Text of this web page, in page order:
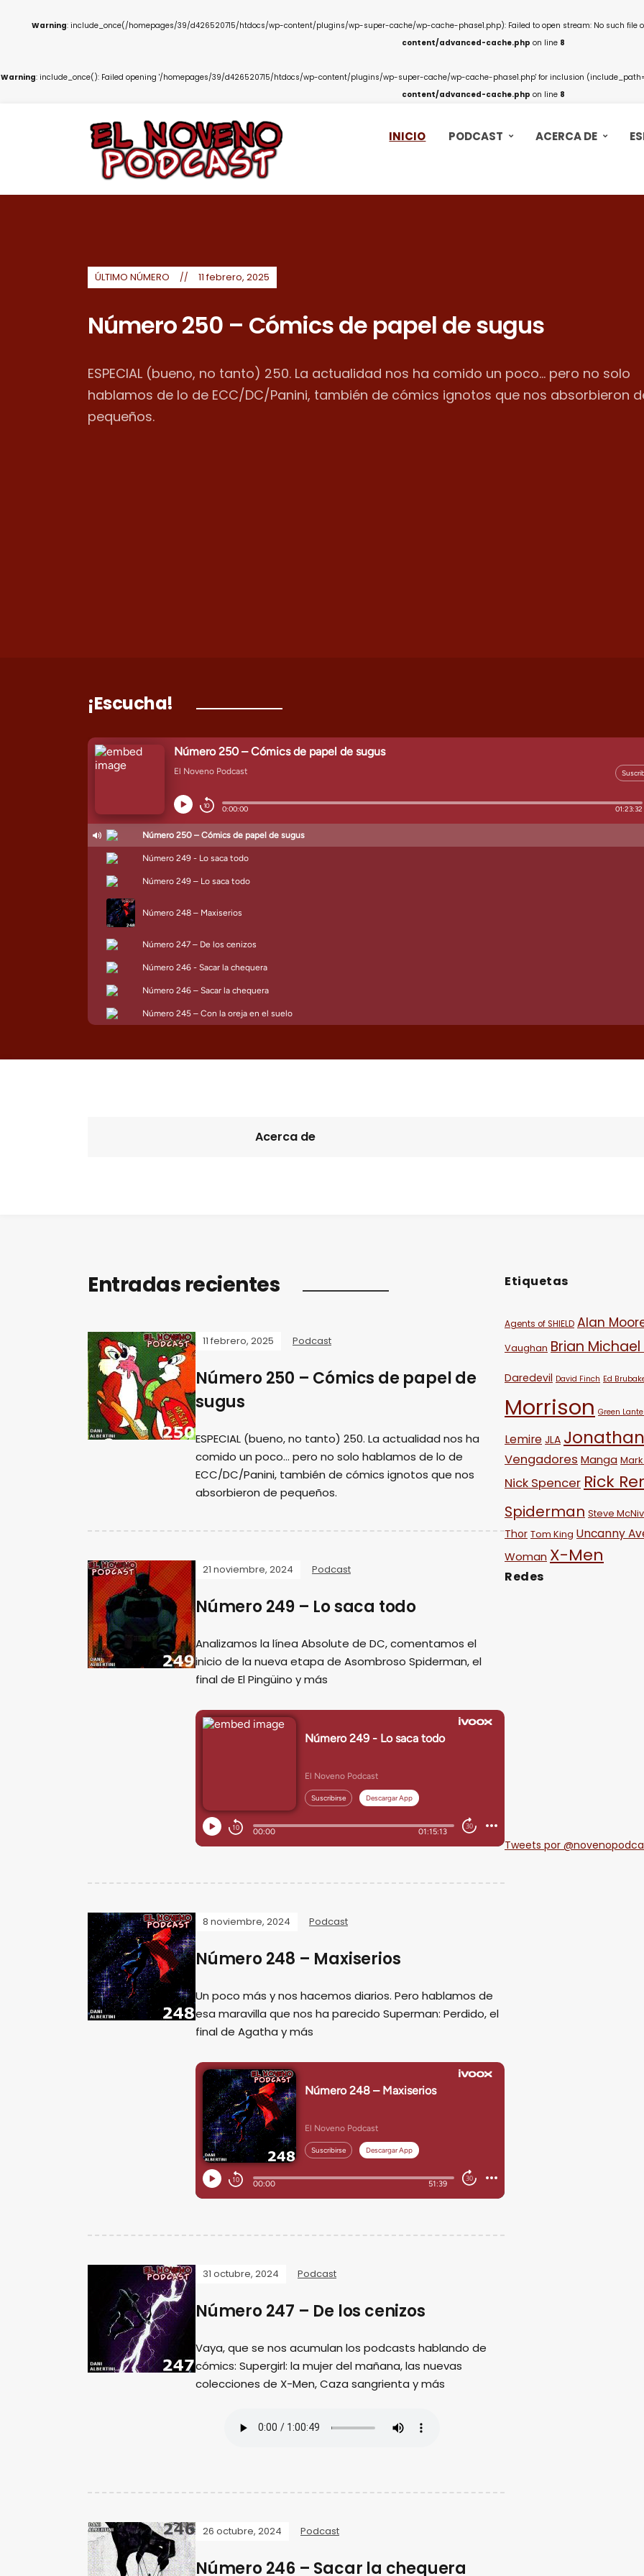
Warning: include_once(/homepages/39/d426520715/htdocs/wp-content/plugins/wp-super-cache/wp-cache-phase1.php): Failed to open stream: No such file
content/advanced-cache.php on line 8
Warning: include_once(): Failed opening '/homepages/39/d426520715/htdocs/wp-content/plugins/wp-super-cache/wp-cache-phase1.php' for inclusion
content/advanced-cache.php on line 8
INICIO PODCAST ACERCA DE
ÚLTIMO NÚMERO 11 febrero, 2025
Número 250 – Cómics de papel de sugus
ESPECIAL (bueno, no tanto) 250. La actualidad nos ha comido un poco... pero no solo
hablamos de lo de ECC/DC/Panini, también de cómics ignotos que nos absorbieron
pequeños.
¡Escucha!
Acerca de
Entradas recientes
11 febrero, 2025 Podcast
Número 250 – Cómics de papel de
sugus
ESPECIAL (bueno, no tanto) 250. La actualidad nos ha
comido un poco... pero no solo hablamos de lo de
ECC/DC/Panini, también de cómics ignotos que nos
absorbieron de pequeños.
21 noviembre, 2024 Podcast
Número 249 – Lo saca todo
Analizamos la línea Absolute de DC, comentamos el
inicio de la nueva etapa de Asombroso Spiderman, el
final de El Pingüino y más
8 noviembre, 2024 Podcast
Número 248 – Maxiserios
Un poco más y nos hacemos diarios. Pero hablamos de
esa maravilla que nos ha parecido Superman: Perdido, el
final de Agatha y más
31 octubre, 2024 Podcast
Número 247 – De los cenizos
Vaya, que se nos acumulan los podcasts hablando de
cómics: Supergirl: la mujer del mañana, las nuevas
colecciones de X-Men, Caza sangrienta y más
26 octubre, 2024 Podcast
Número 246 – Sacar la chequera
Etiquetas
Agents of SHIELD Alan
Vaughan Brian
Daredevil David Finch Ed
Morrison Green
Lemire JLA
Vengadores Manga
Nick Spencer Rick
Spiderman Steve
Thor Tom King Uncanny
Woman X-Men
Redes
Tweets por